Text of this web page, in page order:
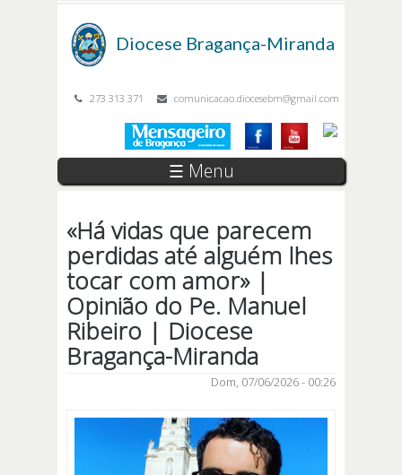
Diocese Bragança-Miranda
273 313 371 comunicacao.diocesebm@gmail.com
☰ Menu
«Há vidas que parecem
perdidas até alguém lhes
tocar com amor» |
Opinião do Pe. Manuel
Ribeiro | Diocese
Bragança-Miranda
Dom, 07/06/2026 - 00:26